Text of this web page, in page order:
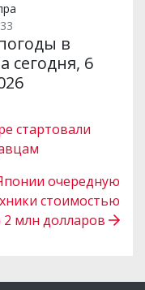
в
сегодня, 6
стартовали
очередную
стоимостью
2 млн долларов